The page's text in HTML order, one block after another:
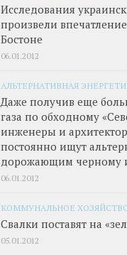
Исследования
произвели
Бостоне
06.01.2012
АЛЬТЕРНАТИВНАЯ
Даже получив еще
газа по обходному
инженеры и
постоянно ищут
дорожающим черному
06.01.2012
КОММУНАЛЬНОЕ
Свалки поставят на
05.01.2012